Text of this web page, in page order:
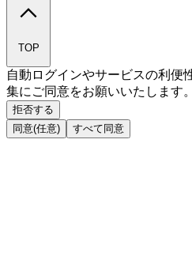
TOP
自動ログインやサービスの利便
集にご同意をお願いいたします。
拒否する
同意(任意)
すべて同意